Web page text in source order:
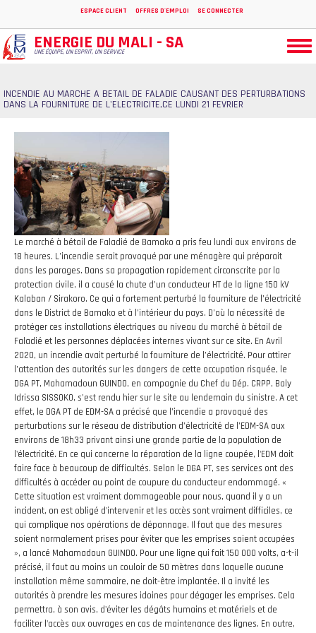
contenu
principal
ESPACE CLIENT OFFRES D'EMPLOI SE CONNECTER
ENERGIE DU MALI - SA
UNE ÉQUIPE, UN ESPRIT, UN SERVICE
INCENDIE AU MARCHE A BETAIL DE FALADIE CAUSANT DES PERTURBATIONS
DANS LA FOURNITURE DE L'ELECTRICITE,CE LUNDI 21 FEVRIER
Le marché à bétail de Faladié de Bamako a pris feu lundi aux environs de
18 heures. L’incendie serait provoqué par une ménagère qui préparait
dans les parages. Dans sa propagation rapidement circonscrite par la
protection civile, il a causé la chute d’un conducteur HT de la ligne 150 kV
Kalaban / Sirakoro. Ce qui a fortement perturbé la fourniture de l’électricité
dans le District de Bamako et à l’intérieur du pays. D’où la nécessité de
protéger ces installations électriques au niveau du marché à bétail de
Faladié et les personnes déplacées internes vivant sur ce site. En Avril
2020, un incendie avait perturbé la fourniture de l’électricité. Pour attirer
l’attention des autorités sur les dangers de cette occupation risquée, le
DGA PT, Mahamadoun GUINDO, en compagnie du Chef du Dép. CRPP, Baly
Idrissa SISSOKO, s’est rendu hier sur le site au lendemain du sinistre. A cet
effet, le DGA PT de EDM-SA a précisé que l’incendie a provoqué des
perturbations sur le réseau de distribution d’électricité de l’EDM-SA aux
environs de 18h33 privant ainsi une grande partie de la population de
l'électricité. En ce qui concerne la réparation de la ligne coupée, l'EDM doit
faire face à beaucoup de difficultés. Selon le DGA PT, ses services ont des
difficultés à accéder au point de coupure du conducteur endommagé. «
Cette situation est vraiment dommageable pour nous, quand il y a un
incident, on est obligé d'intervenir et les accès sont vraiment difficiles, ce
qui complique nos opérations de dépannage. Il faut que des mesures
soient normalement prises pour éviter que les emprises soient occupées
», a lancé Mahamadoun GUINDO. Pour une ligne qui fait 150 000 volts, a-t-il
précisé, il faut au moins un couloir de 50 mètres dans laquelle aucune
installation même sommaire, ne doit-être implantée. Il a invité les
autorités à prendre les mesures idoines pour dégager les emprises. Cela
permettra, à son avis, d'éviter les dégâts humains et matériels et de
faciliter l'accès aux ouvrages en cas de maintenance des lignes. En outre,